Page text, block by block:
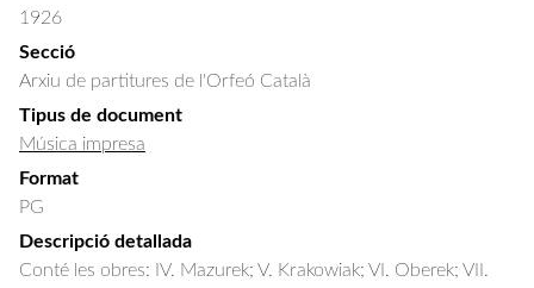
1926
Secció
Arxiu de partitures de l'Orfeó Català
Tipus de document
Música impresa
Format
PG
Descripció detallada
Conté les obres: IV. Mazurek; V. Krakowiak; VI. Oberek; VII.